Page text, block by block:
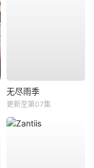
无尽雨季
更新至第07集